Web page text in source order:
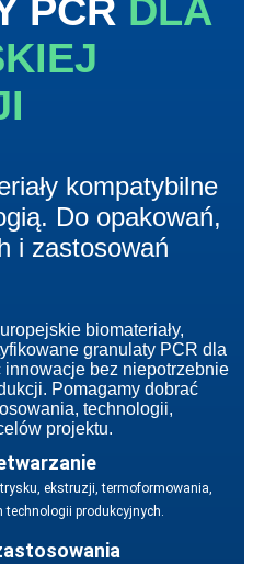
PCR DLA
kompatybilne
Do opakowań,
i zastosowań
biomateriały,
granulaty PCR dla
bez niepotrzebnie
Pomagamy dobrać
technologii,
projektu.
ekstruzji, termoformowania,
produkcyjnych.